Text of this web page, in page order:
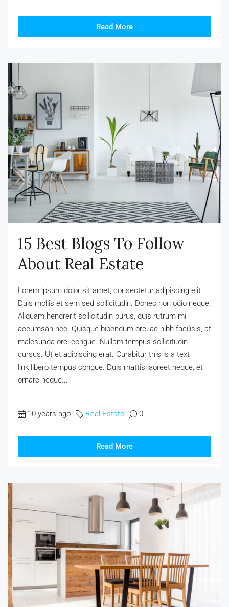
Read More
15 Best Blogs To Follow
About Real Estate
Lorem ipsum dolor sit amet, consectetur adipiscing elit.
Duis mollis et sem sed sollicitudin. Donec non odio neque.
Aliquam hendrerit sollicitudin purus, quis rutrum mi
accumsan nec. Quisque bibendum orci ac nibh facilisis, at
malesuada orci congue. Nullam tempus sollicitudin
cursus. Ut et adipiscing erat. Curabitur this is a text
link libero tempus congue. Duis mattis laoreet neque, et
ornare neque...
10 years ago Real Estate 0
Read More